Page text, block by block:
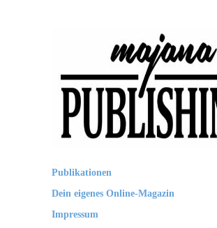
majana
PUBLISHING
Publikationen
Dein eigenes Online-Magazin
Impressum